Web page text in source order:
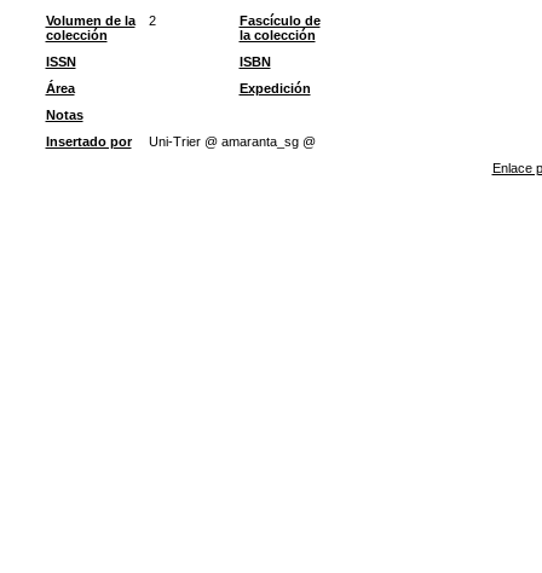
Volumen de la
colección
2
Fascículo de
la colección
ISSN
ISBN
Área
Expedición
Notas
Insertado por
Uni-Trier @ amaranta_sg @
Enlace